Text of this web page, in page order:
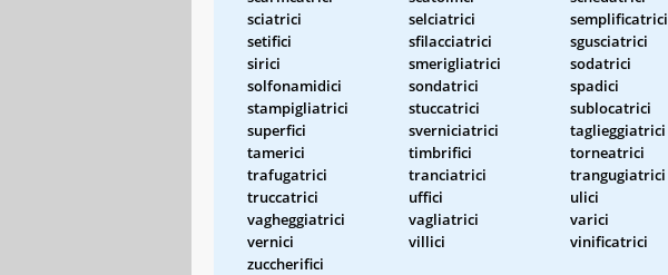
sciatrici
selciatrici semplificatrici
setifici
sfilacciatrici sgusciatrici
sirici
smerigliatrici sodatrici
solfonamidici
sondatrici spadici
stampigliatrici
stuccatrici sublocatrici
superfici
sverniciatrici taglieggiatrici
tamerici
timbrifici torneatrici
trafugatrici
tranciatrici trangugiatrici
truccatrici
uffici ulici
vagheggiatrici
vagliatrici varici
vernici
villici vinificatrici
zuccherifici